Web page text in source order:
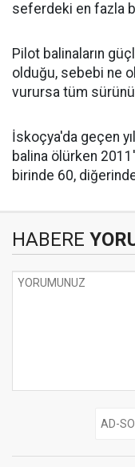
seferdeki en fazla
Pilot balinaların
olduğu, sebebi ne
vurursa tüm
İskoçya'da geçen
balina ölürken
birinde 60,
HABERE